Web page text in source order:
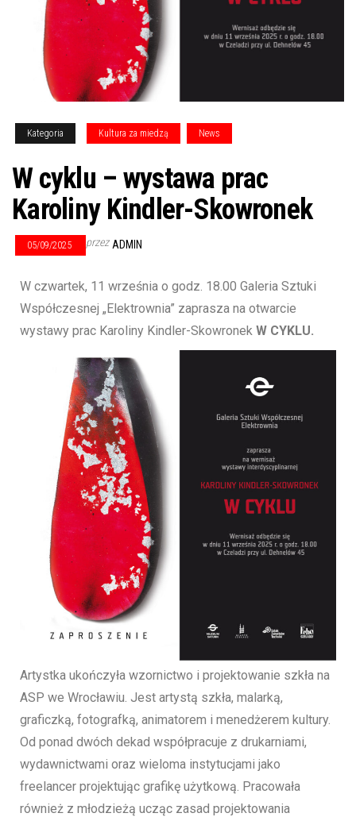
Kategoria Kultura za miedzą News
W cyklu – wystawa prac
Karoliny Kindler-Skowronek
05/09/2025 przez ADMIN
W czwartek, 11 września o godz. 18.00 Galeria Sztuki
Współczesnej „Elektrownia” zaprasza na otwarcie
wystawy prac Karoliny Kindler-Skowronek W CYKLU.
Artystka ukończyła wzornictwo i projektowanie szkła na
ASP we Wrocławiu. Jest artystą szkła, malarką,
graficzką, fotografką, animatorem i menedżerem kultury.
Od ponad dwóch dekad współpracuje z drukarniami,
wydawnictwami oraz wieloma instytucjami jako
freelancer projektując grafikę użytkową. Pracowała
również z młodzieżą ucząc zasad projektowania